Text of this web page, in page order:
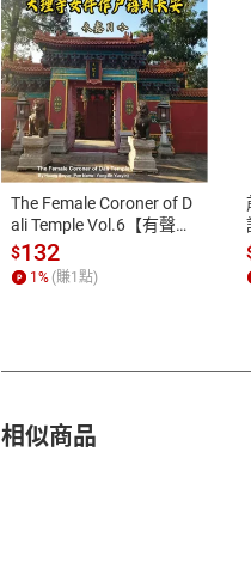
付款方式
ATM轉帳、信用卡、LINE
The Female Coroner of D
ali Temple Vol.6【有聲
書】
$132
1 % (賺1 點)
相似商品